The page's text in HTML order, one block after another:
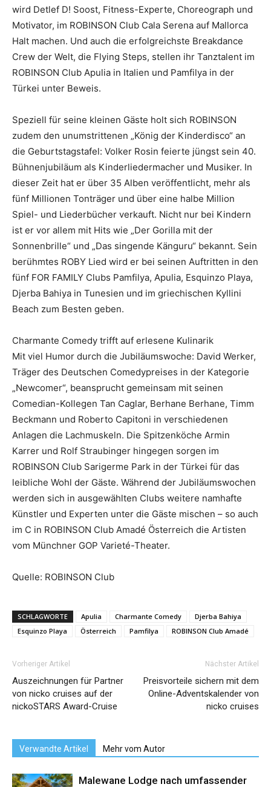
wird Detlef D! Soost, Fitness-Experte, Choreograph und
Motivator, im ROBINSON Club Cala Serena auf Mallorca
Halt machen. Und auch die erfolgreichste Breakdance
Crew der Welt, die Flying Steps, stellen ihr Tanztalent im
ROBINSON Club Apulia in Italien und Pamfilya in der
Türkei unter Beweis.
Speziell für seine kleinen Gäste holt sich ROBINSON
zudem den unumstrittenen „König der Kinderdisco“ an
die Geburtstagstafel: Volker Rosin feierte jüngst sein 40.
Bühnenjubiläum als Kinderliedermacher und Musiker. In
dieser Zeit hat er über 35 Alben veröffentlicht, mehr als
fünf Millionen Tonträger und über eine halbe Million
Spiel- und Liederbücher verkauft. Nicht nur bei Kindern
ist er vor allem mit Hits wie „Der Gorilla mit der
Sonnenbrille“ und „Das singende Känguru“ bekannt. Sein
berühmtes ROBY Lied wird er bei seinen Auftritten in den
fünf FOR FAMILY Clubs Pamfilya, Apulia, Esquinzo Playa,
Djerba Bahiya in Tunesien und im griechischen Kyllini
Beach zum Besten geben.
Charmante Comedy trifft auf erlesene Kulinarik
Mit viel Humor durch die Jubiläumswoche: David Werker,
Träger des Deutschen Comedypreises in der Kategorie
„Newcomer“, beansprucht gemeinsam mit seinen
Comedian-Kollegen Tan Caglar, Berhane Berhane, Timm
Beckmann und Roberto Capitoni in verschiedenen
Anlagen die Lachmuskeln. Die Spitzenköche Armin
Karrer und Rolf Straubinger hingegen sorgen im
ROBINSON Club Sarigerme Park in der Türkei für das
leibliche Wohl der Gäste. Während der Jubiläumswochen
werden sich in ausgewählten Clubs weitere namhafte
Künstler und Experten unter die Gäste mischen – so auch
im C in ROBINSON Club Amadé Österreich die Artisten
vom Münchner GOP Varieté-Theater.
Quelle: ROBINSON Club
SCHLAGWORTE Apulia Charmante Comedy
Djerba Bahiya
Esquinzo Playa
Österreich Pamfilya ROBINSON Club Amadé
Vorheriger Artikel
Auszeichnungen für Partner
von nicko cruises auf der
nickoSTARS Award-Cruise
Nächster Artikel
Preisvorteile sichern mit dem
Online-Adventskalender von
nicko cruises
Verwandte Artikel Mehr vom Autor
Malewane Lodge nach umfassender